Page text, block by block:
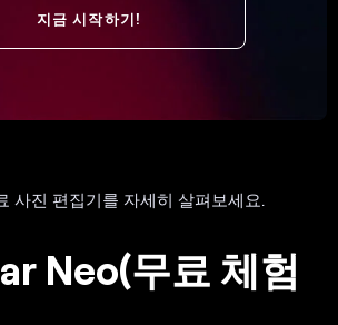
지금 시작하기!
사진 편집기를 자세히 살펴보세요.
Neo(무료 체험